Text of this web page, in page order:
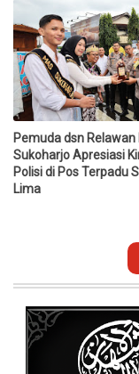
Pemuda dsn Relawan
Sukoharjo Apresiasi
Polisi di Pos Terpadu
Lima